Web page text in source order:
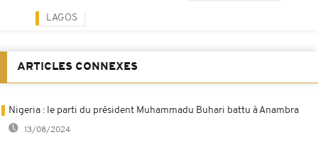
LAGOS
ARTICLES CONNEXES
Nigeria : le parti du président Muhammadu Buhari battu à Anambra
13/08/2024